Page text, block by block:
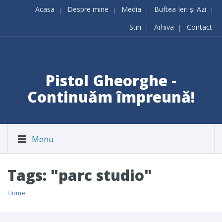
Acasa Despre mine Media
Buftea Ieri și Azi
Stiri
Arhiva Contact
Pistol Gheorghe -
Continuăm împreună!
Menu
Tags: "parc studio"
Home